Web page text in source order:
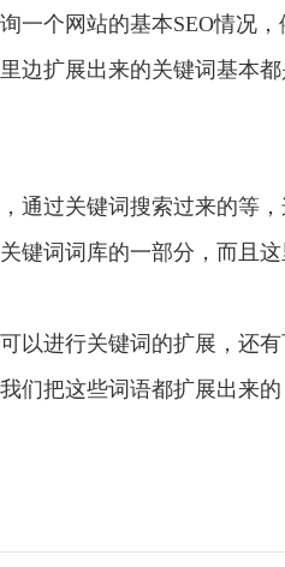
个网站的基本SEO情况，
边扩展出来的关键词基本
通过关键词搜索过来的等
键词词库的一部分，而且
以进行关键词的扩展，还
们把这些词语都扩展出来